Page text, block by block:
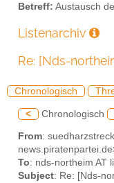
Betreff: Austausch
Listenarchiv
Re: [Nds-
Chronologisch
< Chronologisch
From:
To: nds-northeim AT
Subject: Re: [Nds-